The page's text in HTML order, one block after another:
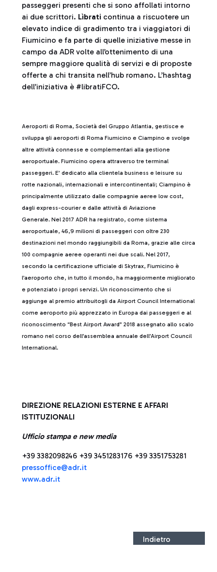
passeggeri presenti che si sono affollati intorno
ai due scrittori. Lìbrati continua a riscuotere un
elevato indice di gradimento tra i viaggiatori di
Fiumicino e fa parte di quelle iniziative messe in
campo da ADR volte all’ottenimento di una
sempre maggiore qualità di servizi e di proposte
offerte a chi transita nell’hub romano. L’hashtag
dell’iniziativa è #libratiFCO.
Aeroporti di Roma, Società del Gruppo Atlantia, gestisce e
sviluppa gli aeroporti di Roma Fiumicino e Ciampino e svolge
altre attività connesse e complementari alla gestione
aeroportuale. Fiumicino opera attraverso tre terminal
passeggeri. E’ dedicato alla clientela business e leisure su
rotte nazionali, internazionali e intercontinentali; Ciampino è
principalmente utilizzato dalle compagnie aeree low cost,
dagli express-courier e dalle attività di Aviazione
Generale. Nel 2017 ADR ha registrato, come sistema
aeroportuale, 46,9 milioni di passeggeri con oltre 230
destinazioni nel mondo raggiungibili da Roma, grazie alle circa
100 compagnie aeree operanti nei due scali. Nel 2017,
secondo la certificazione ufficiale di Skytrax, Fiumicino è
l’aeroporto che, in tutto il mondo, ha maggiormente migliorato
e potenziato i propri servizi. Un riconoscimento che si
aggiunge al premio attribuitogli da Airport Council International
come aeroporto più apprezzato in Europa dai passeggeri e al
riconoscimento “Best Airport Award” 2018 assegnato allo scalo
romano nel corso dell’assemblea annuale dell’Airport Council
International.
DIREZIONE RELAZIONI ESTERNE E AFFARI
ISTITUZIONALI
Ufficio stampa e new media
+39 3382098246 +39 3451283176 +39 3351753281
pressoffice@adr.it
www.adr.it
Indietro